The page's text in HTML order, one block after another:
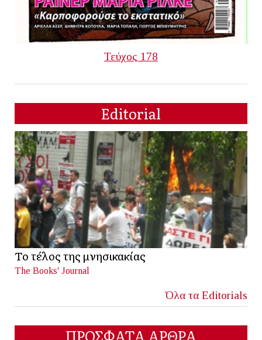
Τεύχος 178
Editorial
Το τέλος της μνησικακίας
The Books' Journal
Όλα τα Editorials
ΠΡΟΣΦΑΤΑ ΑΡΘΡΑ